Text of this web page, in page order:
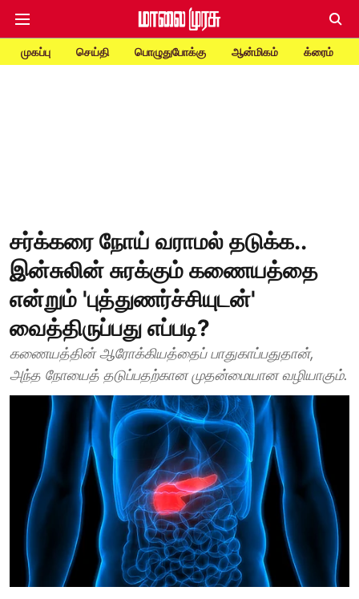
முகப்பு செய்தி பொழுதுபோக்கு ஆன்மிகம் க்ரைம்
சர்க்கரை நோய் வராமல் தடுக்க..
இன்சுலின் சுரக்கும் கணையத்தை
என்றும் 'புத்துணர்ச்சியுடன்'
வைத்திருப்பது எப்படி?
கணையத்தின் ஆரோக்கியத்தைப் பாதுகாப்பதுதான்,
அந்த நோயைத் தடுப்பதற்கான முதன்மையான வழியாகும்.